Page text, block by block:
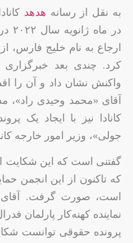
به نقل از رسانه هدهد
در
ارجاع به نام خلیج فارس،
کرد. چندی بعد خبرگزاری
واکنش نشان داد و آن را
آقای «محمد وحیدی راد»،
کانادا نیز با ایجاد یک
جولی»، وزیر امور خارجه
گفتنی است که این شکایت
که تاکنون از این انجمن
است، صورت گرفت. آقای
نماینده کهنه‌کار پارلمان
پرونده حقوقی توانست